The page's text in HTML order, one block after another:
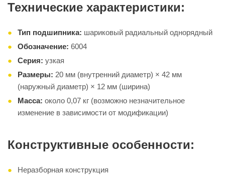
Технические характеристики:
Тип подшипника: шариковый радиальный однорядный
Обозначение: 6004
Серия: узкая
Размеры: 20 мм (внутренний диаметр) × 42 мм
(наружный диаметр) × 12 мм (ширина)
Масса: около 0,07 кг (возможно незначительное
изменение в зависимости от модификации)
Конструктивные особенности:
Неразборная конструкция